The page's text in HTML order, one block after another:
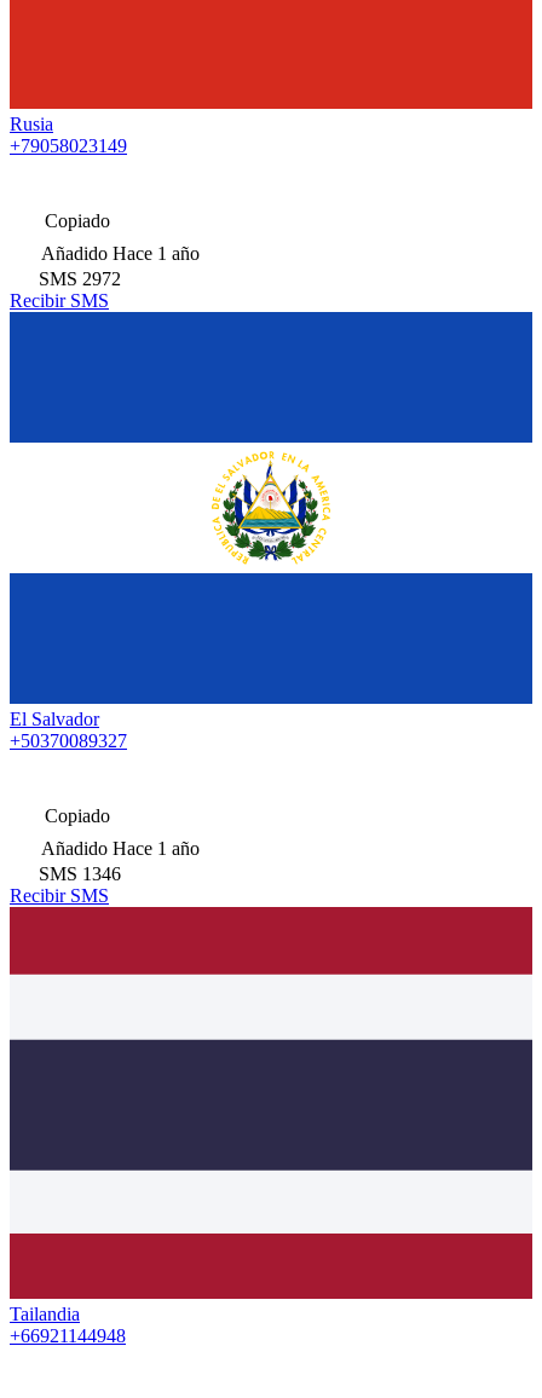
Rusia
+79058023149
Copiado
Añadido Hace 1 año
SMS 2972
Recibir SMS
El Salvador
+50370089327
Copiado
Añadido Hace 1 año
SMS 1346
Recibir SMS
Tailandia
+66921144948